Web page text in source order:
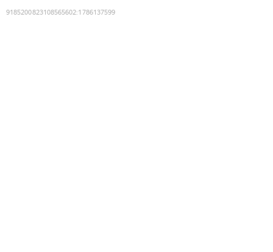
9185200823108565602:1786137599